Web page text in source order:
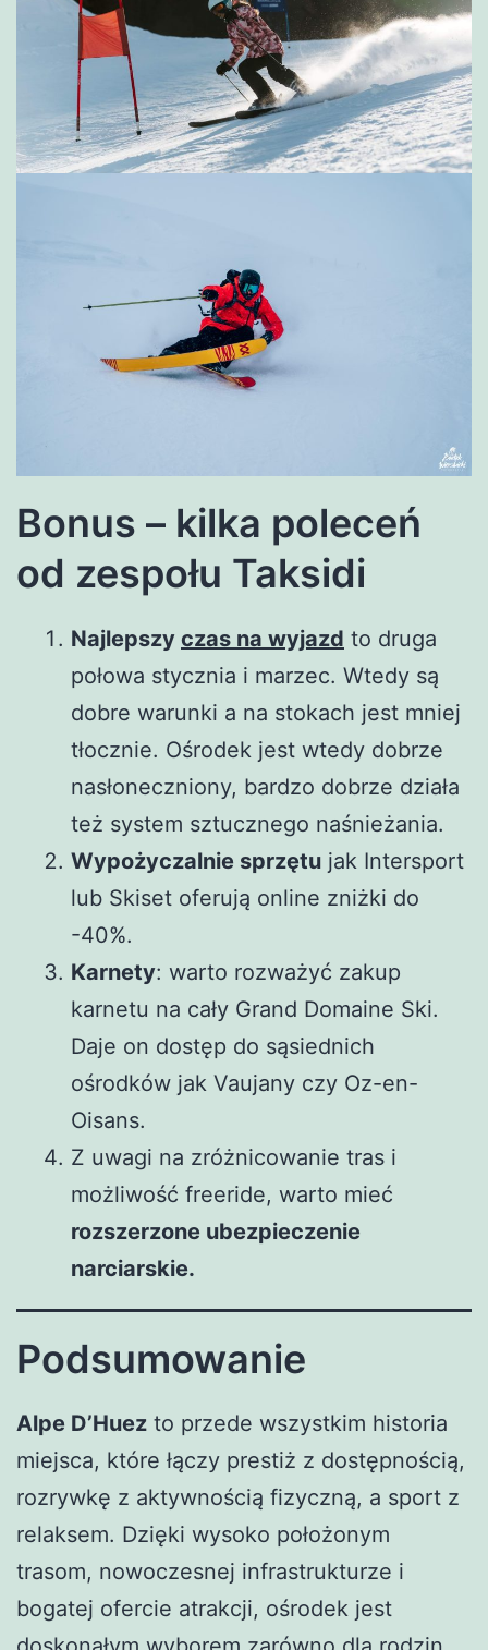
Bonus – kilka poleceń
od zespołu Taksidi
Najlepszy czas na wyjazd to druga
połowa stycznia i marzec. Wtedy są
dobre warunki a na stokach jest mniej
tłocznie. Ośrodek jest wtedy dobrze
nasłoneczniony, bardzo dobrze działa
też system sztucznego naśnieżania.
Wypożyczalnie sprzętu jak Intersport
lub Skiset oferują online zniżki do
-40%.
Karnety: warto rozważyć zakup
karnetu na cały Grand Domaine Ski.
Daje on dostęp do sąsiednich
ośrodków jak Vaujany czy Oz-en-
Oisans.
Z uwagi na zróżnicowanie tras i
możliwość freeride, warto mieć
rozszerzone ubezpieczenie
narciarskie.
Podsumowanie
Alpe D’Huez to przede wszystkim historia
miejsca, które łączy prestiż z dostępnością,
rozrywkę z aktywnością fizyczną, a sport z
relaksem. Dzięki wysoko położonym
trasom, nowoczesnej infrastrukturze i
bogatej ofercie atrakcji, ośrodek jest